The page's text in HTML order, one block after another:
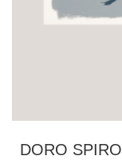
DORO SPIRO